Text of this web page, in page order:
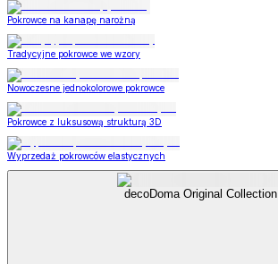
Pokrowce na kanapę narożną
Tradycyjne pokrowce we wzory
Nowoczesne jednokolorowe pokrowce
Pokrowce z luksusową strukturą 3D
Wyprzedaż pokrowców elastycznych
decoDoma Original Collection